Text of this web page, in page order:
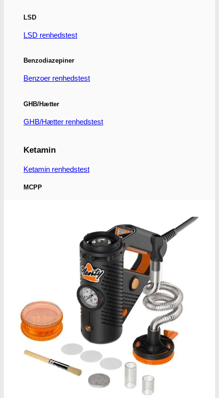
LSD
LSD renhedstest
Benzodiazepiner
Benzoer renhedstest
GHB/Hætter
GHB/Hætter renhedstest
Ketamin
Ketamin renhedstest
MCPP
Opiater renhedstest
THC/Cannabinoider
Cannabinoider test
Robadope
Robadope tests
Simons tests
Test af primære aminer
varianter.
vælges
varesiden